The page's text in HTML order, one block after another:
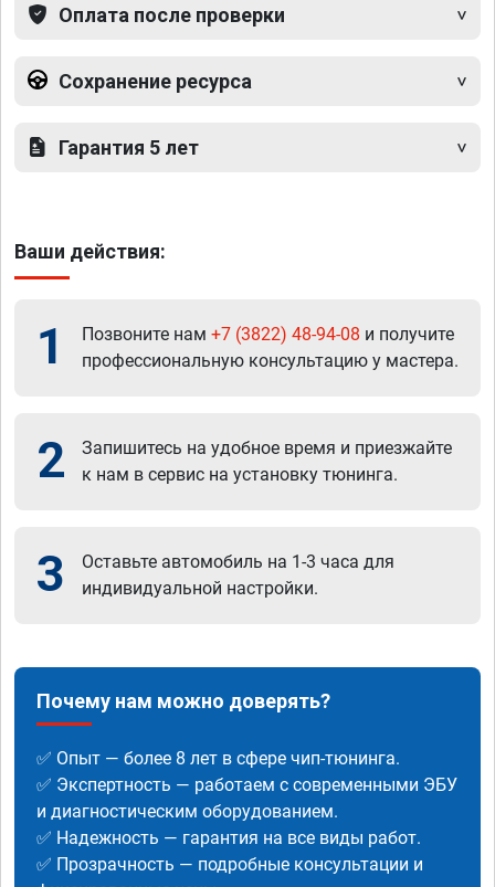
Оплата после проверки
Сохранение ресурса
Гарантия 5 лет
Ваши действия:
1 Позвоните нам +7 (3822) 48-94-08 и получите
профессиональную консультацию у мастера.
2
Запишитесь на удобное время и приезжайте
к нам в сервис на установку тюнинга.
3
Оставьте автомобиль на 1-3 часа для
индивидуальной настройки.
Почему нам можно доверять?
✅ Опыт — более 8 лет в сфере чип-тюнинга.
✅ Экспертность — работаем с современными ЭБУ
и диагностическим оборудованием.
✅ Надежность — гарантия на все виды работ.
✅ Прозрачность — подробные консультации и